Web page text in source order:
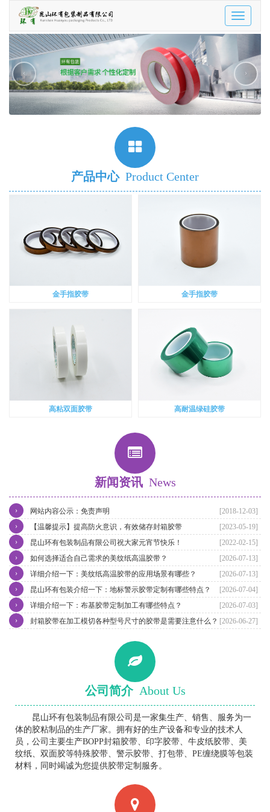
Toggle
‹ ›
产品中心 Product Center
金手指胶带 金手指胶带
高粘双面胶带 高耐温绿硅胶带
新闻资讯 News
[2018-12-03]
网站内容公示：免责声明
›
[2023-05-19]
【温馨提示】提高防火意识，有效储存封箱胶带
›
[2022-02-15]
昆山环有包装制品有限公司祝大家元宵节快乐！
›
[2026-07-13]
如何选择适合自己需求的美纹纸高温胶带？
›
[2026-07-13]
详细介绍一下：美纹纸高温胶带的应用场景有哪些？
›
[2026-07-04]
昆山环有包装介绍一下：地标警示胶带定制有哪些特点？
›
[2026-07-03]
详细介绍一下：布基胶带定制加工有哪些特点？
›
[2026-06-27]
封箱胶带在加工模切各种型号尺寸的胶带是需要注意什么？
›
公司简介 About Us
昆山环有包装制品有限公司是一家集生产、销售、服务为一
体的胶粘制品的生产厂家。拥有好的生产设备和专业的技术人
员，公司主要生产BOPP封箱胶带、印字胶带、牛皮纸胶带、美
纹纸、双面胶等特殊胶带、警示胶带、打包带、PE缠绕膜等包装
材料，同时竭诚为您提供胶带定制服务。